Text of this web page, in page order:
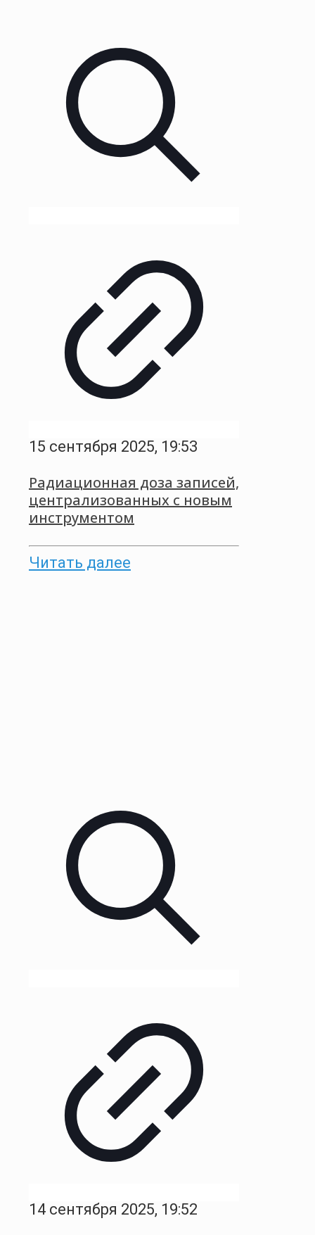
15 сентября 2025, 19:53
Радиационная доза записей,
централизованных с новым
инструментом
Читать далее
14 сентября 2025, 19:52